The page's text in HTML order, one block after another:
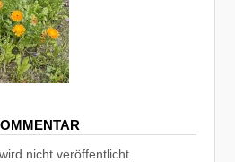
nicht veröffentlicht.